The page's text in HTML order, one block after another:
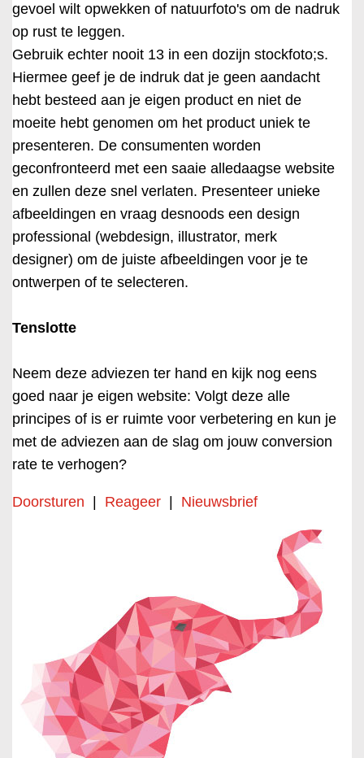
gevoel wilt opwekken of natuurfoto's om de nadruk
op rust te leggen.
Gebruik echter nooit 13 in een dozijn stockfoto;s.
Hiermee geef je de indruk dat je geen aandacht
hebt besteed aan je eigen product en niet de
moeite hebt genomen om het product uniek te
presenteren. De consumenten worden
geconfronteerd met een saaie alledaagse website
en zullen deze snel verlaten. Presenteer unieke
afbeeldingen en vraag desnoods een design
professional (webdesign, illustrator, merk
designer) om de juiste afbeeldingen voor je te
ontwerpen of te selecteren.
Tenslotte
Neem deze adviezen ter hand en kijk nog eens
goed naar je eigen website: Volgt deze alle
principes of is er ruimte voor verbetering en kun je
met de adviezen aan de slag om jouw conversion
rate te verhogen?
Doorsturen Reageer Nieuwsbrief